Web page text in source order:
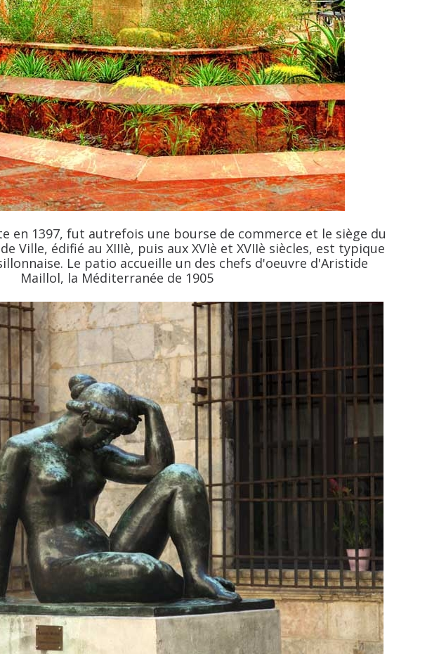
en 1397, fut autrefois une bourse de commerce et le siège du
Ville, édifié au XIIIè, puis aux XVIè et XVIIè siècles, est typique
Le patio accueille un des chefs d'oeuvre d'Aristide
Maillol, la Méditerranée de 1905